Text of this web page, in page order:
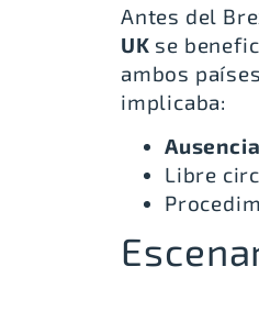
Antes del
UK se
ambos
implicaba:
Libre